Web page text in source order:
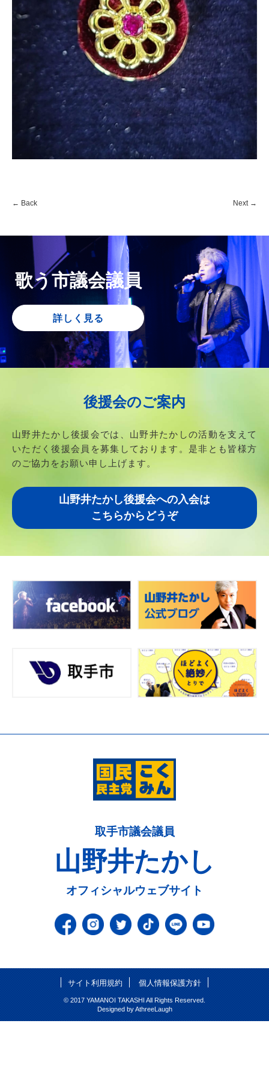
← Back Next →
歌う市議会議員
詳しく見る
後援会のご案内
山野井たかし後援会では、山野井たかしの活動を支えて
いただく後援会員を募集しております。 是非とも皆様方
のご協力をお願い申し上げます。
山野井たかし後援会への入会は
こちらからどうぞ
取手市議会議員
山野井たかし
オフィシャルウェブサイト
サイト利用規約 個人情報保護方針
© 2017 YAMANOI TAKASHI All Rights Reserved.
Designed byAthreeLaugh